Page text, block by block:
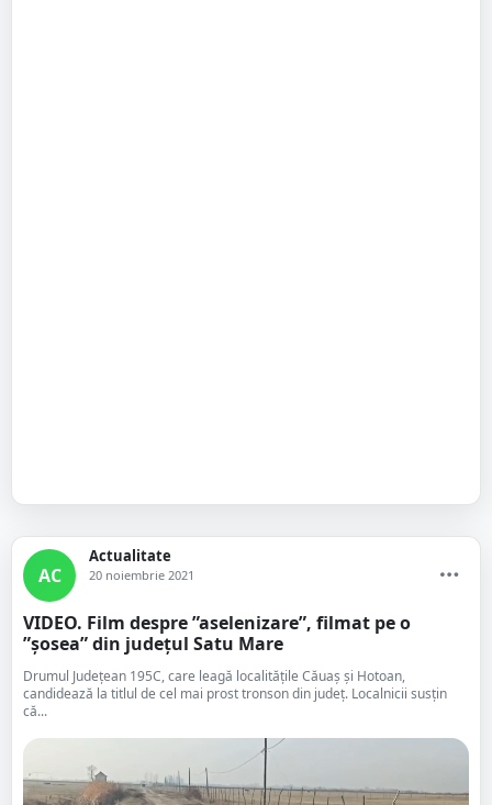
AC
Actualitate
20 noiembrie 2021
VIDEO. Film despre ”aselenizare”, filmat pe o
”șosea” din județul Satu Mare
Drumul Județean 195C, care leagă localitățile Căuaș și Hotoan,
candidează la titlul de cel mai prost tronson din județ. Localnicii susțin
că...